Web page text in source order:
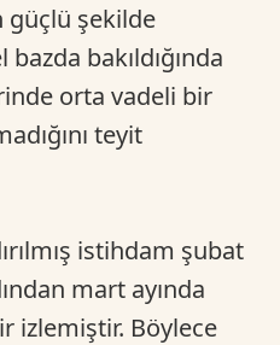
şekilde
bakıldığında
orta vadeli bir
teyit
istihdam şubat
mart ayında
izlemiştir. Böylece